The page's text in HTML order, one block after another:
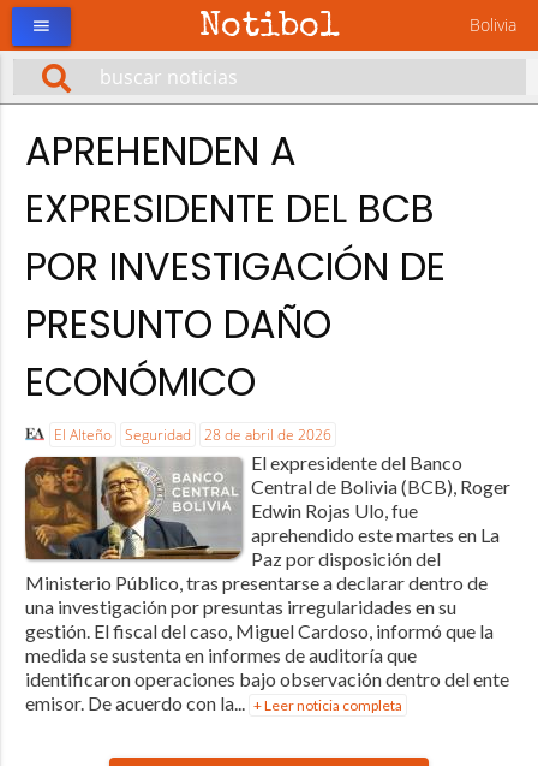
Notibol Bolivia
menu
APREHENDEN A
EXPRESIDENTE DEL BCB
POR INVESTIGACIÓN DE
PRESUNTO DAÑO
ECONÓMICO
El Alteño Seguridad 28 de abril de 2026
El expresidente del Banco
Central de Bolivia (BCB), Roger
Edwin Rojas Ulo, fue
aprehendido este martes en La
Paz por disposición del
Ministerio Público, tras presentarse a declarar dentro de
una investigación por presuntas irregularidades en su
gestión. El fiscal del caso, Miguel Cardoso, informó que la
medida se sustenta en informes de auditoría que
identificaron operaciones bajo observación dentro del ente
emisor. De acuerdo con la... + Leer noticia completa